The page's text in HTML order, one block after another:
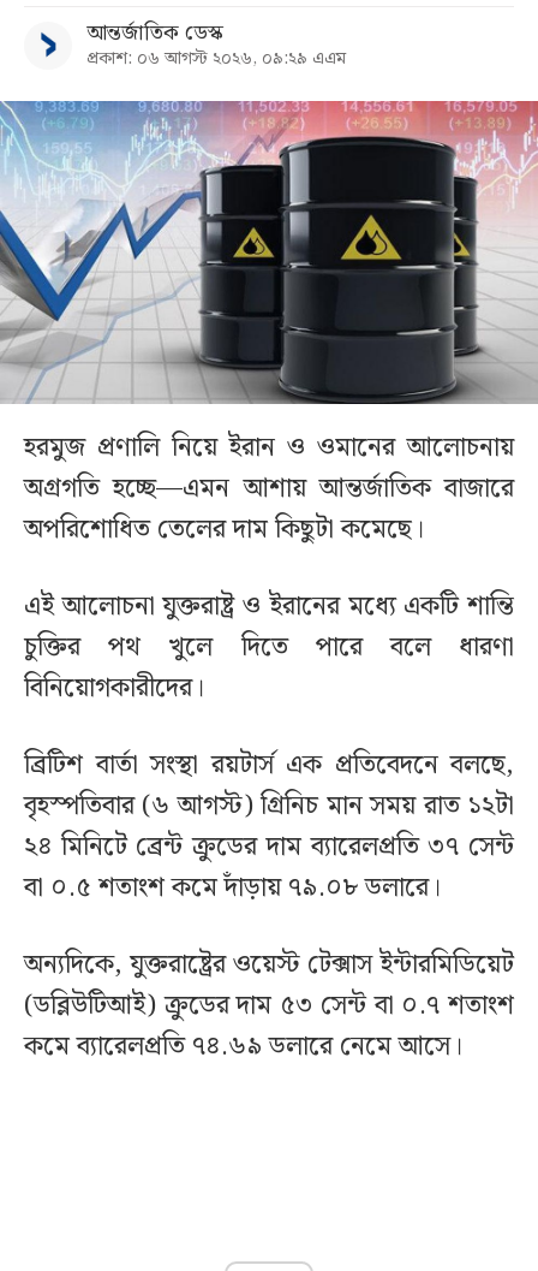
আন্তর্জাতিক ডেস্ক
প্রকাশ: ০৬ আগস্ট ২০২৬, ০৯:২৯ এএম
হরমুজ প্রণালি নিয়ে ইরান ও ওমানের আলোচনায়
অগ্রগতি হচ্ছে—এমন আশায় আন্তর্জাতিক বাজারে
অপরিশোধিত তেলের দাম কিছুটা কমেছে।
এই আলোচনা যুক্তরাষ্ট্র ও ইরানের মধ্যে একটি শান্তি
চুক্তির পথ খুলে দিতে পারে বলে ধারণা
বিনিয়োগকারীদের।
ব্রিটিশ বার্তা সংস্থা রয়টার্স এক প্রতিবেদনে বলছে,
বৃহস্পতিবার (৬ আগস্ট) গ্রিনিচ মান সময় রাত ১২টা
২৪ মিনিটে ব্রেন্ট ক্রুডের দাম ব্যারেলপ্রতি ৩৭ সেন্ট
বা ০.৫ শতাংশ কমে দাঁড়ায় ৭৯.০৮ ডলারে।
অন্যদিকে, যুক্তরাষ্ট্রের ওয়েস্ট টেক্সাস ইন্টারমিডিয়েট
(ডব্লিউটিআই) ক্রুডের দাম ৫৩ সেন্ট বা ০.৭ শতাংশ
কমে ব্যারেলপ্রতি ৭৪.৬৯ ডলারে নেমে আসে।